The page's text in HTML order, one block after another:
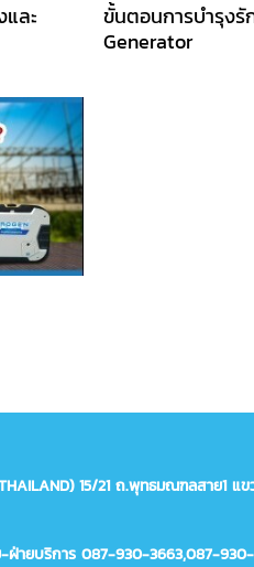
ละ
ขั้นตอนการบํารุงรั
Generator
15/21 ถ.พุทธมณฑลสาย1 แ
ฝ่ายบริการ 087-930-3663,087-